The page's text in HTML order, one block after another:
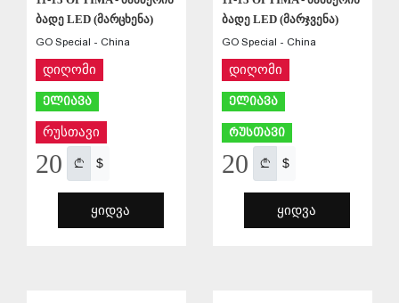
ბადე LED (მარცხენა)
GO Special - China
დიღომი
ელიავა
რუსთავი
20 $
ᲧᲘᲓᲕᲐ
ბადე LED (მარჯვენა)
GO Special - China
დიღომი
ელიავა
რუსთავი
20 $
ᲧᲘᲓᲕᲐ